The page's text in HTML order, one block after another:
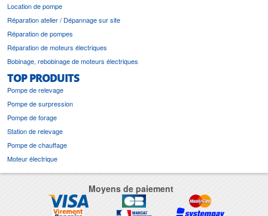
Location de pompe
Réparation atelier / Dépannage sur site
Réparation de pompes
Réparation de moteurs électriques
Bobinage, rebobinage de moteurs électriques
TOP PRODUITS
Pompe de relevage
Pompe de surpression
Pompe de forage
Station de relevage
Pompe de chauffage
Moteur électrique
Moyens de paiement